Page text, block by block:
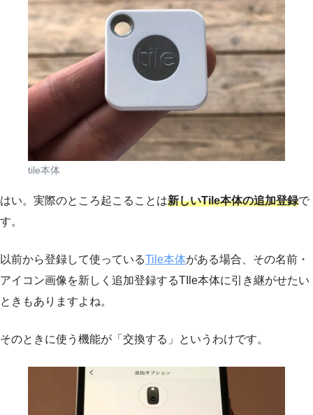
tile本体
はい。実際のところ起こることは新しいTile本体の追加登録で
す。
以前から登録して使っているTile本体がある場合、その名前・
アイコン画像を新しく追加登録するTIle本体に引き継がせたい
ときもありますよね。
そのときに使う機能が「交換する」というわけです。